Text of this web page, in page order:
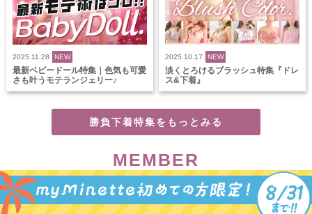
2025.11.28 NEW
最新ベビードール特集｜色気も可愛
さも叶うモテランジェリー♪
2025.10.17 NEW
淡くとろけるブラッシュ特集『ドレ
ス&下着』
勝負下着特集をもっとみる
MEMBER